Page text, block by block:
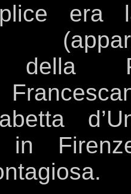
era
della
in